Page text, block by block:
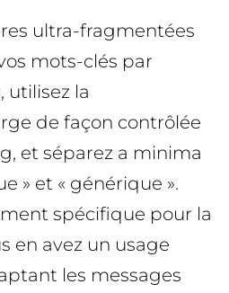
ultra-fragmentées
mots-clés par
utilisez la
de façon contrôlée
et séparez a minima
» et « générique ».
spécifique pour la
en avez un usage
les messages